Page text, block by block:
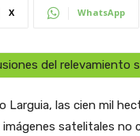
X WhatsApp
del relevamiento
Larguia, las cien mil
satelitales no